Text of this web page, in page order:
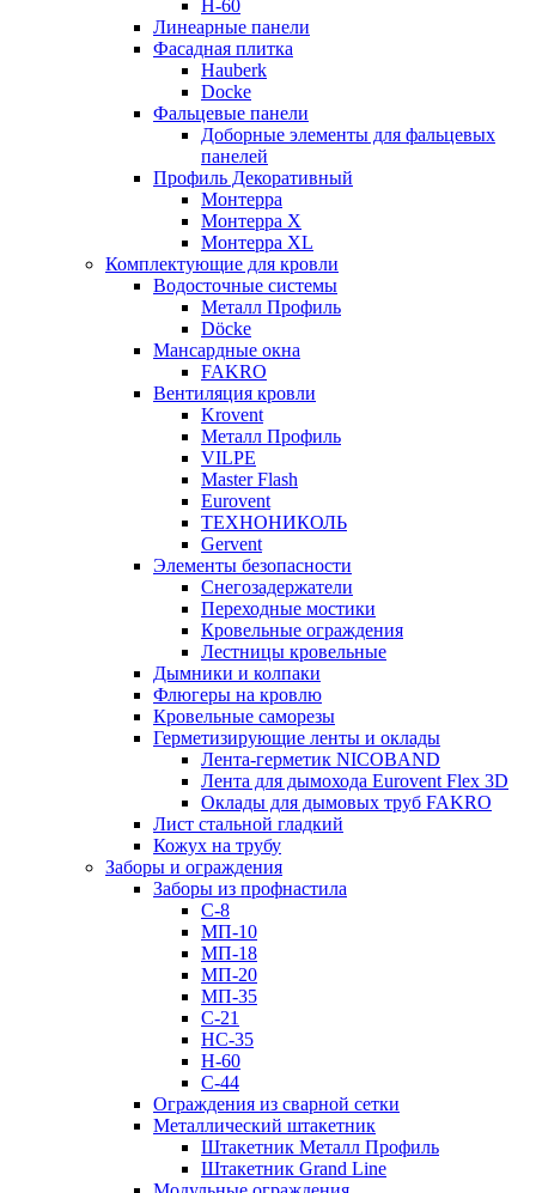
Н-60
Линеарные панели
Фасадная плитка
Hauberk
Docke
Фальцевые панели
Доборные элементы для фальцевых
панелей
Профиль Декоративный
Монтерра
Монтерра X
Монтерра XL
Комплектующие для кровли
Водосточные системы
Металл Профиль
Döcke
Мансардные окна
FAKRO
Вентиляция кровли
Krovent
Металл Профиль
VILPE
Master Flash
Eurovent
ТЕХНОНИКОЛЬ
Gervent
Элементы безопасности
Снегозадержатели
Переходные мостики
Кровельные ограждения
Лестницы кровельные
Дымники и колпаки
Флюгеры на кровлю
Кровельные саморезы
Герметизирующие ленты и оклады
Лента-герметик NICOBAND
Лента для дымохода Eurovent Flex 3D
Оклады для дымовых труб FAKRO
Лист стальной гладкий
Кожух на трубу
Заборы и ограждения
Заборы из профнастила
С-8
МП-10
МП-18
МП-20
МП-35
С-21
НС-35
Н-60
С-44
Ограждения из сварной сетки
Металлический штакетник
Штакетник Металл Профиль
Штакетник Grand Line